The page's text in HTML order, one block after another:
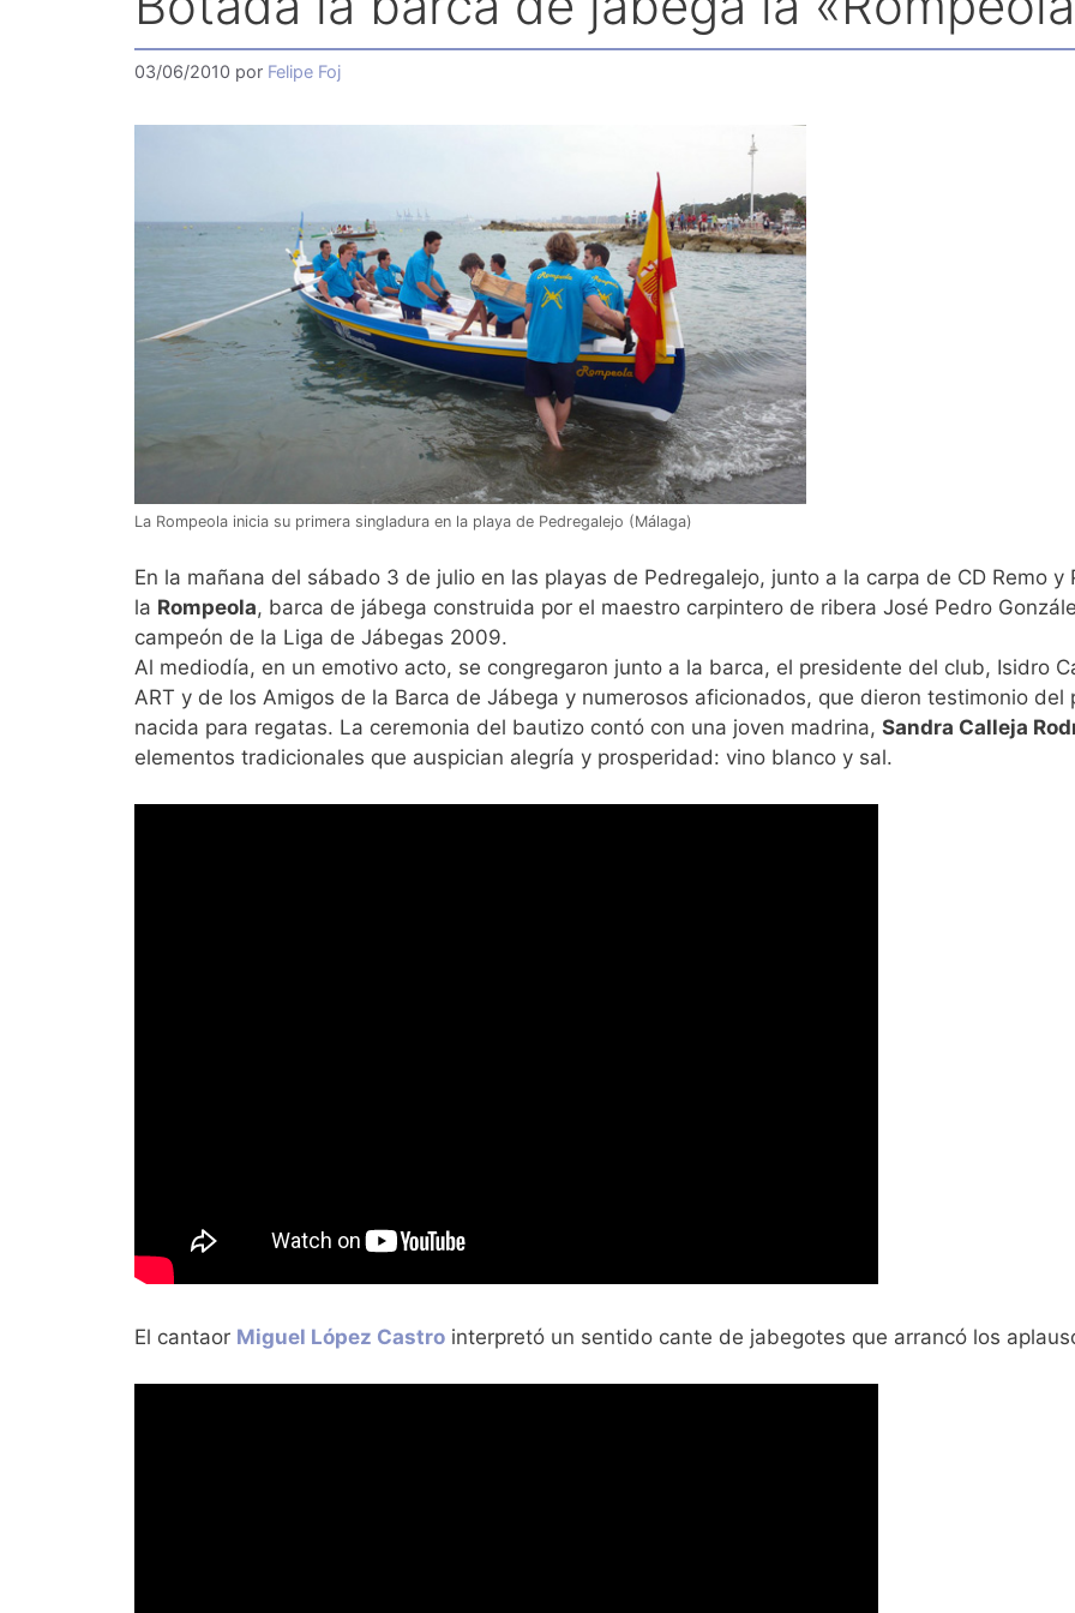
03/06/2010 por Felipe Foj
La Rompeola inicia su primera singladura en la playa de Pedregalejo (Málaga)
En la mañana del sábado 3 de julio en las playas de Pedregalejo, junto a la carpa de CD Remo
la Rompeola, barca de jábega construida por el maestro carpintero de ribera José Pedro
campeón de la Liga de Jábegas 2009.
Al mediodía, en un emotivo acto, se congregaron junto a la barca, el presidente del club, Isidro
ART y de los Amigos de la Barca de Jábega y numerosos aficionados, que dieron testimonio
nacida para regatas. La ceremonia del bautizo contó con una joven madrina, Sandra Calleja
elementos tradicionales que auspician alegría y prosperidad: vino blanco y sal.
El cantaor Miguel López Castro interpretó un sentido cante de jabegotes que arrancó los